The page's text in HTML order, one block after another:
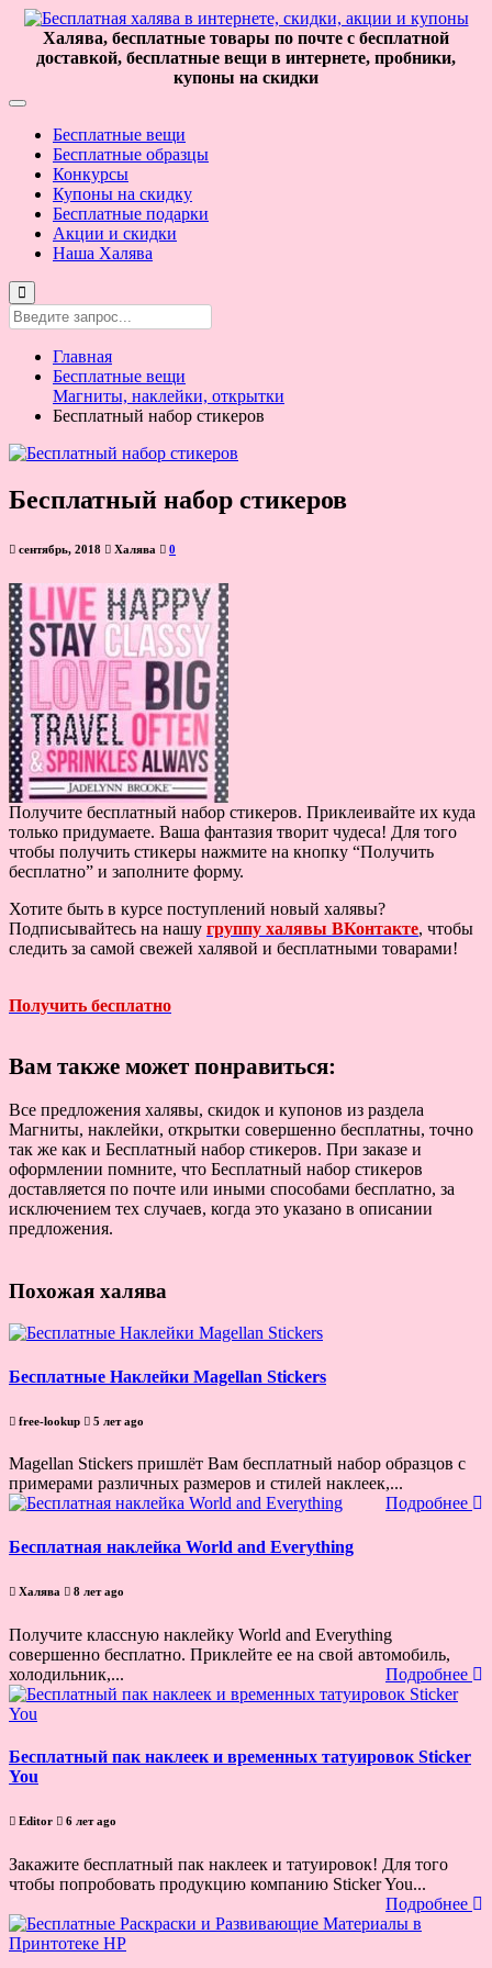
Халява, бесплатные товары по почте с бесплатной
доставкой, бесплатные вещи в интернете, пробники,
купоны на скидки
Бесплатные вещи
Бесплатные образцы
Конкурсы
Купоны на скидку
Бесплатные подарки
Акции и скидки
Наша Халява
Главная
Бесплатные вещи
Магниты, наклейки, открытки
Бесплатный набор стикеров
Бесплатный набор стикеров
сентябрь, 2018 Халява 0
Получите бесплатный набор стикеров. Приклеивайте их куда
только придумаете. Ваша фантазия творит чудеса! Для того
чтобы получить стикеры нажмите на кнопку “Получить
бесплатно” и заполните форму.
Хотите быть в курсе поступлений новый халявы?
Подписывайтесь на нашу группу халявы ВКонтакте, чтобы
следить за самой свежей халявой и бесплатными товарами!
Получить бесплатно
Вам также может понравиться:
Все предложения халявы, скидок и купонов из раздела
Магниты, наклейки, открытки совершенно бесплатны, точно
так же как и Бесплатный набор стикеров. При заказе и
оформлении помните, что Бесплатный набор стикеров
доставляется по почте или иными способами бесплатно, за
исключением тех случаев, когда это указано в описании
предложения.
Похожая халява
Бесплатные Наклейки Magellan Stickers
free-lookup 5 лет ago
Magellan Stickers пришлёт Вам бесплатный набор образцов с
примерами различных размеров и стилей наклеек,...
Подробнее
Бесплатная наклейка World and Everything
Халява 8 лет ago
Получите классную наклейку World and Everything
совершенно бесплатно. Приклейте ее на свой автомобиль,
холодильник,...
Подробнее
Бесплатный пак наклеек и временных татуировок Sticker
You
Editor 6 лет ago
Закажите бесплатный пак наклеек и татуировок! Для того
чтобы попробовать продукцию компанию Sticker You...
Подробнее